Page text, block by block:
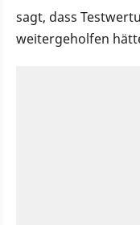
sagt, dass
weitergeholfen